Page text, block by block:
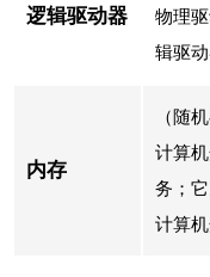
逻辑驱动器
物理
辑驱动
内存
（随
计算
务；
计算